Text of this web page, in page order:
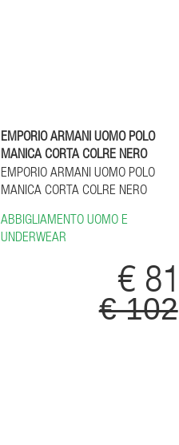
EMPORIO ARMANI UOMO POLO
MANICA CORTA COLRE NERO
EMPORIO ARMANI UOMO POLO
MANICA CORTA COLRE NERO
ABBIGLIAMENTO UOMO E
UNDERWEAR
€
€ 102